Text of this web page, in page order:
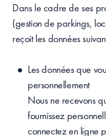
Dans le cadre de ses
(gestion de parkings,
reçoit les données
Les données que
personnellement
Nous ne recevons
fournissez
connectez en ligne